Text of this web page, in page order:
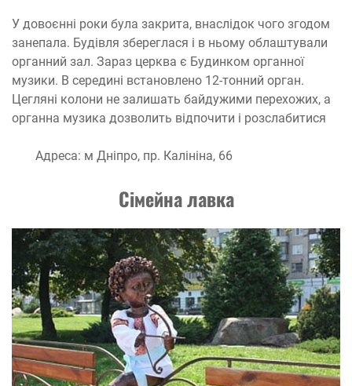
У довоєнні роки була закрита, внаслідок чого згодом
занепала. Будівля збереглася і в ньому облаштували
органний зал. Зараз церква є Будинком органної
музики. В середині встановлено 12-тонний орган.
Цегляні колони не залишать байдужими перехожих, а
органна музика дозволить відпочити і розслабитися
Адреса: м Дніпро, пр. Калініна, 66
Сімейна лавка